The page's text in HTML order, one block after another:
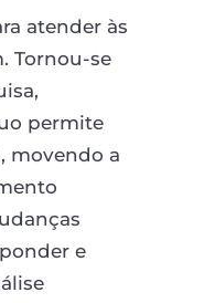
atender às
Tornou-se
permite
movendo a
e